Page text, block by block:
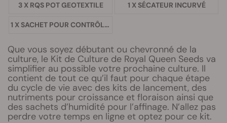
3 X RQS POT GEOTEXTILE 1 X SÉCATEUR INCURVÉ
1 X SACHET POUR CONTRÔLER L'HUMIDITÉ
Que vous soyez débutant ou chevronné de la
culture, le Kit de Culture de Royal Queen Seeds va
simplifier au possible votre prochaine culture. Il
contient de tout ce qu’il faut pour chaque étape
du cycle de vie avec des kits de lancement, des
nutriments pour croissance et floraison ainsi que
des sachets d’humidité pour l’affinage. N’allez pas
perdre votre temps en ligne et optez pour ce kit.